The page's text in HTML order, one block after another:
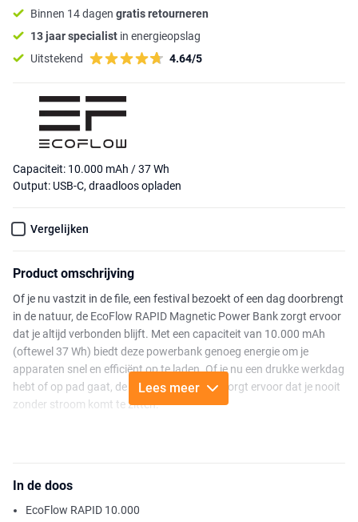
Binnen 14 dagen gratis retourneren
13 jaar specialist in energieopslag
Uitstekend
4.64/5
Capaciteit: 10.000 mAh / 37 Wh
Output: USB-C, draadloos opladen
Vergelijken
Product omschrijving
Of je nu vastzit in de file, een festival bezoekt of een dag doorbrengt
in de natuur, de EcoFlow RAPID Magnetic Power Bank zorgt ervoor
dat je altijd verbonden blijft. Met een capaciteit van 10.000 mAh
(oftewel 37 Wh) biedt deze powerbank genoeg energie om je
apparaten snel en efficiënt op te laden. Of je nu een drukke werkdag
hebt of op pad gaat, de RAPID powerbank zorgt ervoor dat je nooit
zonder stroom komt te zitten.
houdt je telefoon stevig op zijn plek, zodat je zonder gedoe en
zonder kabels kunt opladen. Daarnaast laad je de powerbank zelf
Lees meer
In de doos
EcoFlow RAPID 10.000